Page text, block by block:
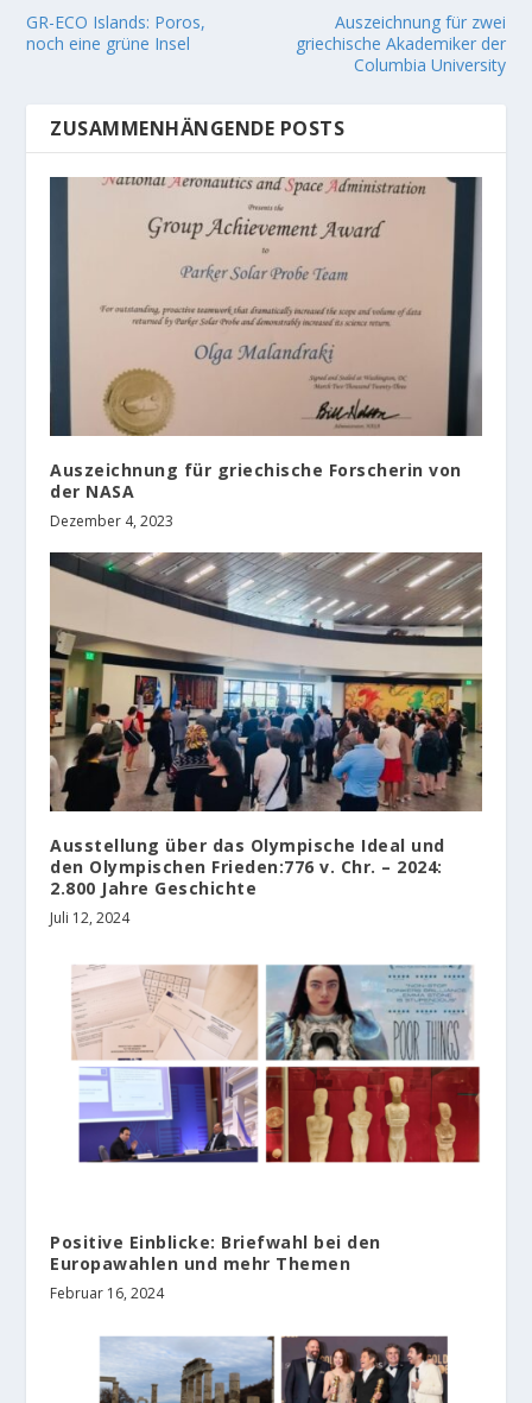
GR-ECO Islands: Poros,
noch eine grüne Insel
Auszeichnung für zwei
griechische Akademiker der
Columbia University
ZUSAMMENHÄNGENDE POSTS
Auszeichnung für griechische Forscherin von
der NASA
Dezember 4, 2023
Ausstellung über das Olympische Ideal und
den Olympischen Frieden:776 v. Chr. – 2024:
2.800 Jahre Geschichte
Juli 12, 2024
Positive Einblicke: Briefwahl bei den
Europawahlen und mehr Themen
Februar 16, 2024